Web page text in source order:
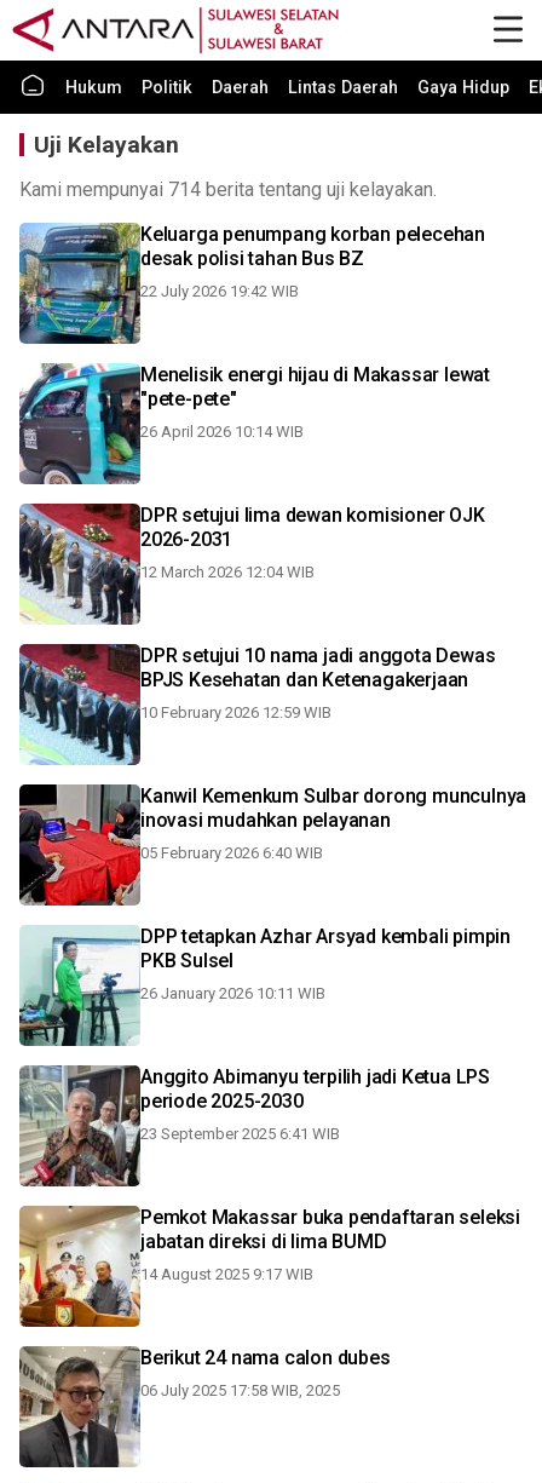
Hukum Politik Daerah Lintas Daerah Gaya Hidup
Uji Kelayakan
Kami mempunyai 714 berita tentang uji kelayakan.
Keluarga penumpang korban pelecehan
desak polisi tahan Bus BZ
22 July 2026 19:42 WIB
Menelisik energi hijau di Makassar lewat
"pete-pete"
26 April 2026 10:14 WIB
DPR setujui lima dewan komisioner OJK
2026-2031
12 March 2026 12:04 WIB
DPR setujui 10 nama jadi anggota Dewas
BPJS Kesehatan dan Ketenagakerjaan
10 February 2026 12:59 WIB
Kanwil Kemenkum Sulbar dorong munculnya
inovasi mudahkan pelayanan
05 February 2026 6:40 WIB
DPP tetapkan Azhar Arsyad kembali pimpin
PKB Sulsel
26 January 2026 10:11 WIB
Anggito Abimanyu terpilih jadi Ketua LPS
periode 2025-2030
23 September 2025 6:41 WIB
Pemkot Makassar buka pendaftaran seleksi
jabatan direksi di lima BUMD
14 August 2025 9:17 WIB
Berikut 24 nama calon dubes
06 July 2025 17:58 WIB, 2025